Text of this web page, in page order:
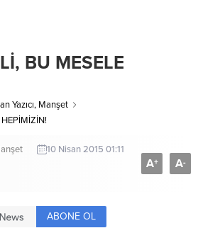
BU MESELE
Yazıcı, Manşet
10 Nisan 2015 01:11
A+ A-
ABONE OL